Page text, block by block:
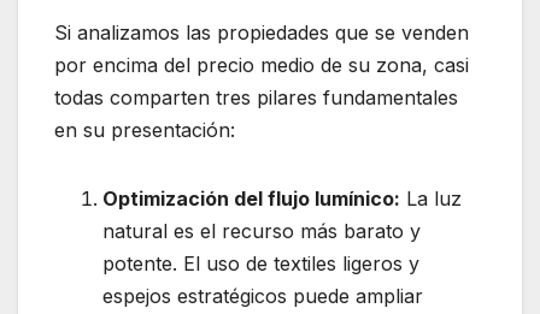
Si analizamos las propiedades que se venden
por encima del precio medio de su zona, casi
todas comparten tres pilares fundamentales
en su presentación:
Optimización del flujo lumínico: La luz
natural es el recurso más barato y
potente. El uso de textiles ligeros y
espejos estratégicos puede ampliar